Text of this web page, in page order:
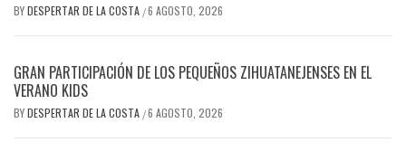
BYDESPERTAR DE LA COSTA /6 AGOSTO, 2026
GRAN PARTICIPACIÓN DE LOS PEQUEÑOS ZIHUATANEJENSES EN EL
VERANO KIDS
BYDESPERTAR DE LA COSTA /6 AGOSTO, 2026